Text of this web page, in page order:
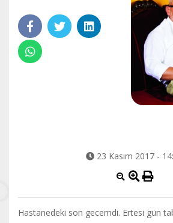
23 Kasım 2017 -
Hastanedeki son gecemdi. Ertesi gün